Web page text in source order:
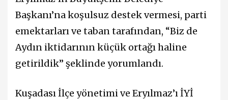
Başkanı’na koşulsuz destek vermesi, parti
emektarları ve taban tarafından, “Biz de
Aydın iktidarının küçük ortağı haline
getirildik” şeklinde yorumlandı.
Kuşadası İlçe yönetimi ve Eryılmaz’ı İYİ